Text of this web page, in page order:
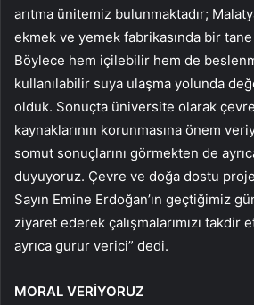
arıtma ünitemiz bulunmaktadır;
ekmek ve yemek fabrikasında bir
Böylece hem içilebilir hem de
kullanılabilir suya ulaşma yolunda
olduk. Sonuçta üniversite olarak
kaynaklarının korunmasına önem
somut sonuçlarını görmekten de
duyuyoruz. Çevre ve doğa dostu
Sayın Emine Erdoğan’ın geçtiğimiz
ziyaret ederek çalışmalarımızı
ayrıca gurur verici” dedi.
MORAL VERİYORUZ